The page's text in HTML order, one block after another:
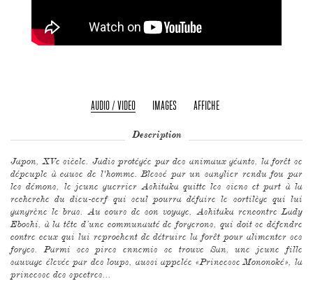
AUDIO / VIDEO IMAGES AFFICHE
Description
Japon, XVe siècle. Jadis protégée par des animaux géants, la forêt se
dépeuple à cause de l'homme. Blessé par un sanglier rendu fou par
les démons, le jeune guerrier Ashitaka quitte les siens et part à la
recherche du dieu-cerf qui seul pourra défaire le sortilège qui lui
gangrène le bras. Au cours de son voyage, Ashitaka rencontre Lady
Eboshi, à la tête d’une communauté de forgerons, qui doit se défendre
contre ceux qui lui reprochent de détruire la forêt pour alimenter ses
forges. Parmi ses pires ennemis se trouve San, une jeune fille
sauvage élevée par des loups, aussi appelée «Princesse Mononoké», la
princesse des spectres...